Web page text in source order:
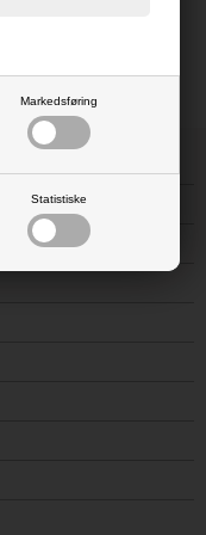
Markedsføring
Statistiske